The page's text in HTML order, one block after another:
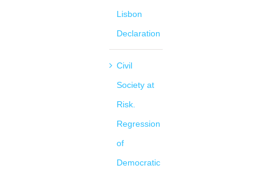
Lisbon
Declaration
Civil
Society at
Risk.
Regression
of
Democratic